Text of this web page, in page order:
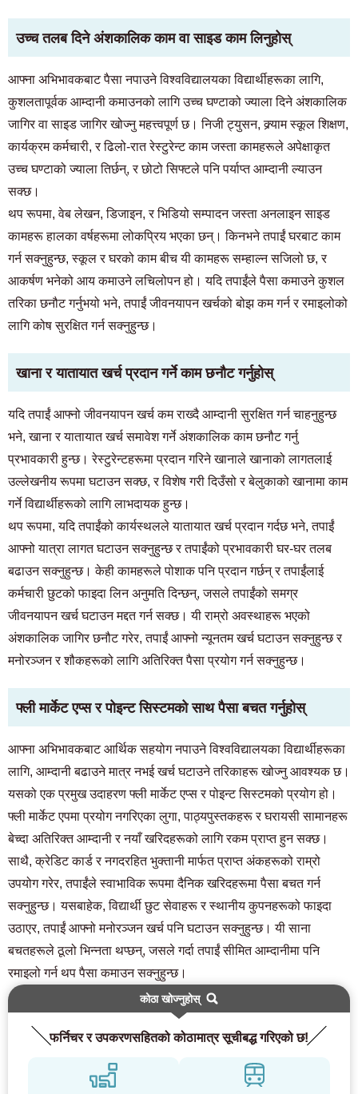
उच्च तलब दिने अंशकालिक काम वा साइड काम लिनुहोस्
आफ्ना अभिभावकबाट पैसा नपाउने विश्वविद्यालयका विद्यार्थीहरूका लागि,
कुशलतापूर्वक आम्दानी कमाउनको लागि उच्च घण्टाको ज्याला दिने अंशकालिक
जागिर वा साइड जागिर खोज्नु महत्त्वपूर्ण छ। निजी ट्युसन, क्र्याम स्कूल शिक्षण,
कार्यक्रम कर्मचारी, र ढिलो-रात रेस्टुरेन्ट काम जस्ता कामहरूले अपेक्षाकृत
उच्च घण्टाको ज्याला तिर्छन्, र छोटो सिफ्टले पनि पर्याप्त आम्दानी ल्याउन
सक्छ।
थप रूपमा, वेब लेखन, डिजाइन, र भिडियो सम्पादन जस्ता अनलाइन साइड
कामहरू हालका वर्षहरूमा लोकप्रिय भएका छन्। किनभने तपाईं घरबाट काम
गर्न सक्नुहुन्छ, स्कूल र घरको काम बीच यी कामहरू सम्हाल्न सजिलो छ, र
आकर्षण भनेको आय कमाउने लचिलोपन हो। यदि तपाईंले पैसा कमाउने कुशल
तरिका छनौट गर्नुभयो भने, तपाईं जीवनयापन खर्चको बोझ कम गर्न र रमाइलोको
लागि कोष सुरक्षित गर्न सक्नुहुन्छ।
खाना र यातायात खर्च प्रदान गर्ने काम छनौट गर्नुहोस्
यदि तपाईं आफ्नो जीवनयापन खर्च कम राख्दै आम्दानी सुरक्षित गर्न चाहनुहुन्छ
भने, खाना र यातायात खर्च समावेश गर्ने अंशकालिक काम छनौट गर्नु
प्रभावकारी हुन्छ। रेस्टुरेन्टहरूमा प्रदान गरिने खानाले खानाको लागतलाई
उल्लेखनीय रूपमा घटाउन सक्छ, र विशेष गरी दिउँसो र बेलुकाको खानामा काम
गर्ने विद्यार्थीहरूको लागि लाभदायक हुन्छ।
थप रूपमा, यदि तपाईंको कार्यस्थलले यातायात खर्च प्रदान गर्दछ भने, तपाईं
आफ्नो यात्रा लागत घटाउन सक्नुहुन्छ र तपाईंको प्रभावकारी घर-घर तलब
बढाउन सक्नुहुन्छ। केही कामहरूले पोशाक पनि प्रदान गर्छन् र तपाईंलाई
कर्मचारी छुटको फाइदा लिन अनुमति दिन्छन्, जसले तपाईंको समग्र
जीवनयापन खर्च घटाउन मद्दत गर्न सक्छ। यी राम्रो अवस्थाहरू भएको
अंशकालिक जागिर छनौट गरेर, तपाईं आफ्नो न्यूनतम खर्च घटाउन सक्नुहुन्छ र
मनोरञ्जन र शौकहरूको लागि अतिरिक्त पैसा प्रयोग गर्न सक्नुहुन्छ।
फ्ली मार्केट एप्स र पोइन्ट सिस्टमको साथ पैसा बचत गर्नुहोस्
आफ्ना अभिभावकबाट आर्थिक सहयोग नपाउने विश्वविद्यालयका विद्यार्थीहरूका
लागि, आम्दानी बढाउने मात्र नभई खर्च घटाउने तरिकाहरू खोज्नु आवश्यक छ।
यसको एक प्रमुख उदाहरण फ्ली मार्केट एप्स र पोइन्ट सिस्टमको प्रयोग हो।
फ्ली मार्केट एपमा प्रयोग नगरिएका लुगा, पाठ्यपुस्तकहरू र घरायसी सामानहरू
बेच्दा अतिरिक्त आम्दानी र नयाँ खरिदहरूको लागि रकम प्राप्त हुन सक्छ।
साथै, क्रेडिट कार्ड र नगदरहित भुक्तानी मार्फत प्राप्त अंकहरूको राम्रो
उपयोग गरेर, तपाईंले स्वाभाविक रूपमा दैनिक खरिदहरूमा पैसा बचत गर्न
सक्नुहुन्छ। यसबाहेक, विद्यार्थी छुट सेवाहरू र स्थानीय कुपनहरूको फाइदा
उठाएर, तपाईं आफ्नो मनोरञ्जन खर्च पनि घटाउन सक्नुहुन्छ। यी साना
बचतहरूले ठूलो भिन्नता थप्छन्, जसले गर्दा तपाईं सीमित आम्दानीमा पनि
रमाइलो गर्न थप पैसा कमाउन सक्नुहुन्छ।
कोठा खोज्नुहोस्
फर्निचर र उपकरणसहितको कोठामात्र सूचीबद्ध गरिएको छ!